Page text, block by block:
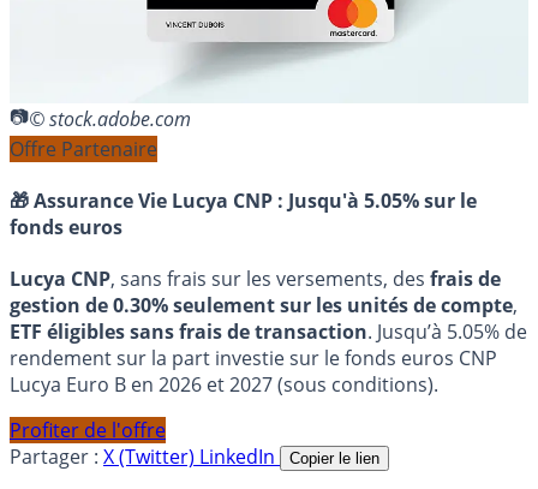
© stock.adobe.com
Offre Partenaire
🎁 Assurance Vie Lucya CNP : Jusqu'à 5.05% sur le
fonds euros
Lucya CNP, sans frais sur les versements, des frais de
gestion de 0.30% seulement sur les unités de compte,
ETF éligibles sans frais de transaction. Jusqu’à 5.05% de
rendement sur la part investie sur le fonds euros CNP
Lucya Euro B en 2026 et 2027 (sous conditions).
Profiter de l'offre
Partager : X (Twitter) LinkedIn Copier le lien